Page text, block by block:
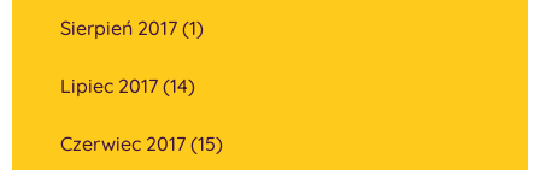
Sierpień 2017 (1)
Lipiec 2017 (14)
Czerwiec 2017 (15)